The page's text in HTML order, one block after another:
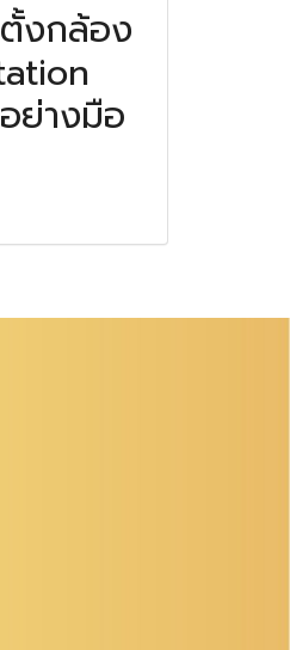
งกล้อง
ย่างมือ